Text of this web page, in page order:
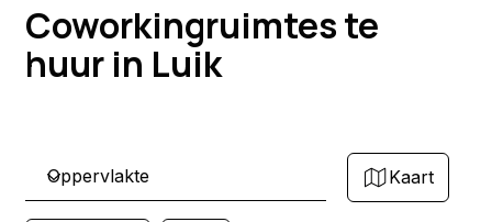
Coworkingruimtes te
huur in Luik
Kaart